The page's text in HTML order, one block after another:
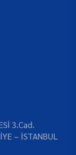
3.Cad.
– İSTANBUL